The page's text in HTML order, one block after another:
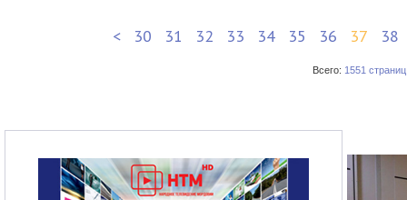
< 30 31 32 33 34 35 36 37 38
Всего: 1551 страниц